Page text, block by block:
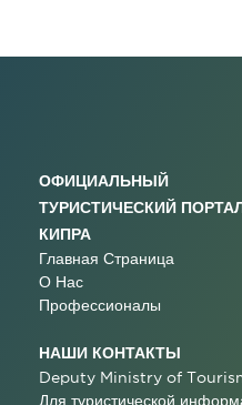
ОФИЦИАЛЬНЫЙ
ТУРИСТИЧЕСКИЙ
КИПРА
Главная Страница
О Нас
Профессионалы
НАШИ КОНТАКТЫ
Deputy Ministry of
Для туристической